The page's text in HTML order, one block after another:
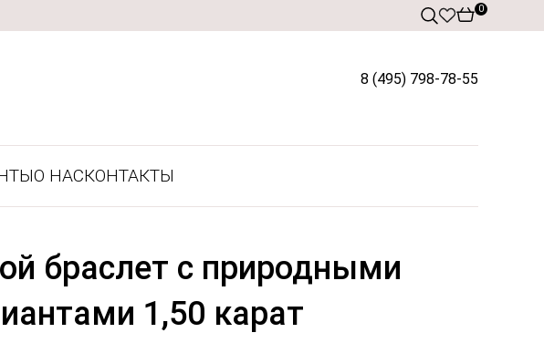
0
8 (495) 798-78-55
О НАСКОНТАКТЫ
браслет с природными
1,50 карат